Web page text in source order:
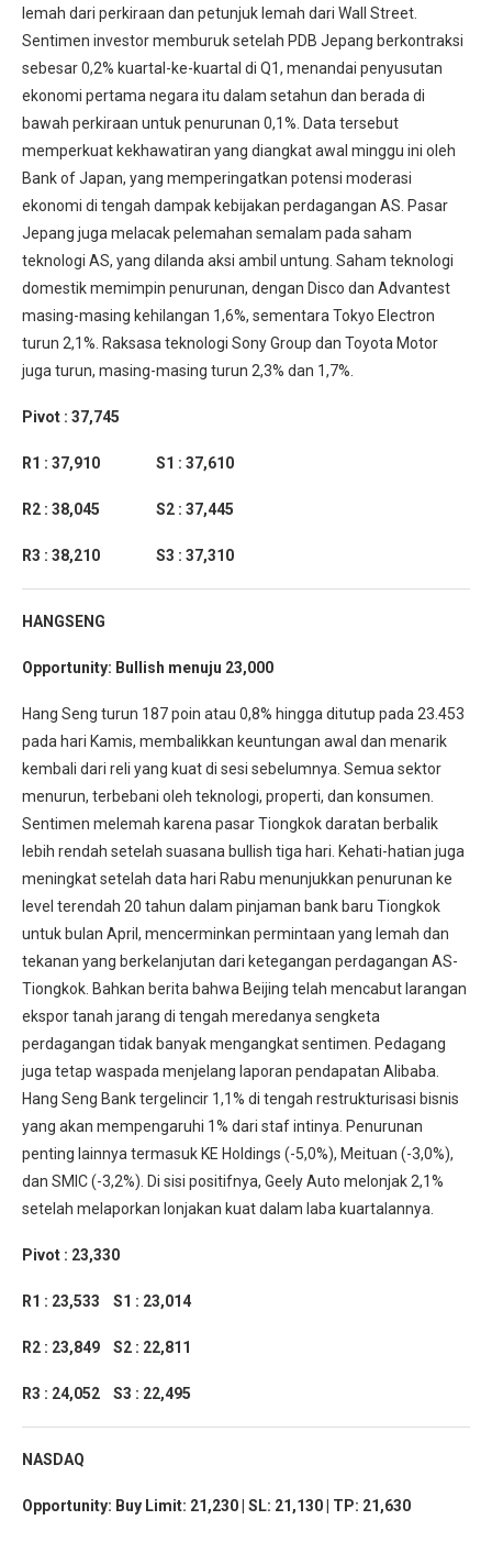
lemah dari perkiraan dan petunjuk lemah dari Wall Street.
Sentimen investor memburuk setelah PDB Jepang berkontraksi
sebesar 0,2% kuartal-ke-kuartal di Q1, menandai penyusutan
ekonomi pertama negara itu dalam setahun dan berada di
bawah perkiraan untuk penurunan 0,1%. Data tersebut
memperkuat kekhawatiran yang diangkat awal minggu ini oleh
Bank of Japan, yang memperingatkan potensi moderasi
ekonomi di tengah dampak kebijakan perdagangan AS. Pasar
Jepang juga melacak pelemahan semalam pada saham
teknologi AS, yang dilanda aksi ambil untung. Saham teknologi
domestik memimpin penurunan, dengan Disco dan Advantest
masing-masing kehilangan 1,6%, sementara Tokyo Electron
turun 2,1%. Raksasa teknologi Sony Group dan Toyota Motor
juga turun, masing-masing turun 2,3% dan 1,7%.
Pivot : 37,745
R1 : 37,910 S1 : 37,610
R2 : 38,045 S2 : 37,445
R3 : 38,210 S3 : 37,310
HANGSENG
Opportunity: Bullish menuju 23,000
Hang Seng turun 187 poin atau 0,8% hingga ditutup pada 23.453
pada hari Kamis, membalikkan keuntungan awal dan menarik
kembali dari reli yang kuat di sesi sebelumnya. Semua sektor
menurun, terbebani oleh teknologi, properti, dan konsumen.
Sentimen melemah karena pasar Tiongkok daratan berbalik
lebih rendah setelah suasana bullish tiga hari. Kehati-hatian juga
meningkat setelah data hari Rabu menunjukkan penurunan ke
level terendah 20 tahun dalam pinjaman bank baru Tiongkok
untuk bulan April, mencerminkan permintaan yang lemah dan
tekanan yang berkelanjutan dari ketegangan perdagangan AS-
Tiongkok. Bahkan berita bahwa Beijing telah mencabut larangan
ekspor tanah jarang di tengah meredanya sengketa
perdagangan tidak banyak mengangkat sentimen. Pedagang
juga tetap waspada menjelang laporan pendapatan Alibaba.
Hang Seng Bank tergelincir 1,1% di tengah restrukturisasi bisnis
yang akan mempengaruhi 1% dari staf intinya. Penurunan
penting lainnya termasuk KE Holdings (-5,0%), Meituan (-3,0%),
dan SMIC (-3,2%). Di sisi positifnya, Geely Auto melonjak 2,1%
setelah melaporkan lonjakan kuat dalam laba kuartalannya.
Pivot : 23,330
R1 : 23,533 S1 : 23,014
R2 : 23,849 S2 : 22,811
R3 : 24,052 S3 : 22,495
NASDAQ
Opportunity: Buy Limit: 21,230 | SL: 21,130 | TP: 21,630